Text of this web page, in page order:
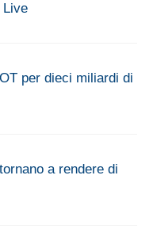
Live
per dieci miliardi di
a rendere di